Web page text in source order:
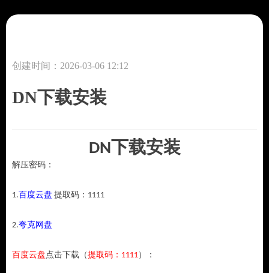
DN下载安装
创建时间： 2026-03-06 12:12
DN下载安装
解压密码：
1. 百度云盘 提取码：1111
2.夸克网盘
百度云盘点击下载（提取码：1111）：